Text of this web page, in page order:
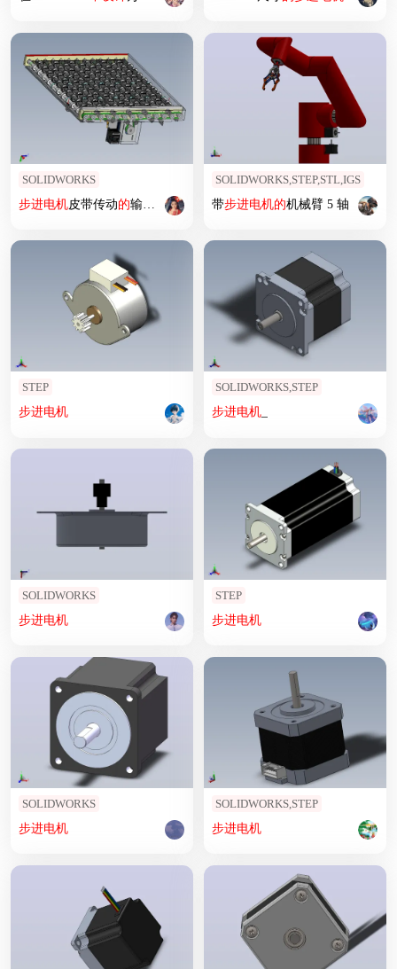
SOLIDWORKS
步进电机皮带传动的输送结构
SOLIDWORKS,STEP,STL,IGS
带步进电机的机械臂 5 轴
STEP
步进电机
SOLIDWORKS,STEP
步进电机_
SOLIDWORKS
步进电机
STEP
步进电机
SOLIDWORKS
步进电机
SOLIDWORKS,STEP
步进电机